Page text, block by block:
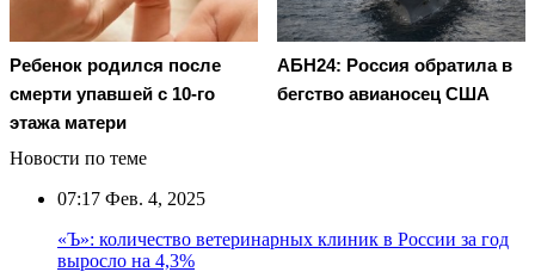
Ребенок родился после
смерти упавшей с 10-го
этажа матери
АБН24: Россия обратила в
бегство авианосец США
Новости по теме
07:17 Фев. 4, 2025
«Ъ»: количество ветеринарных клиник в России за год
выросло на 4,3%